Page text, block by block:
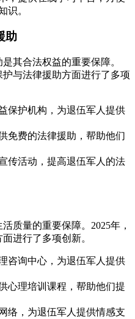
识。
助
其合法权益的重要保障。
与法律援助方面进行了多项
保护机构，为退伍军人提供
免费的法律援助，帮助他们
传活动，提高退伍军人的法
质量的重要保障。2025年，
进行了多项创新。
咨询中心，为退伍军人提供
心理培训课程，帮助他们提
络，为退伍军人提供情感支